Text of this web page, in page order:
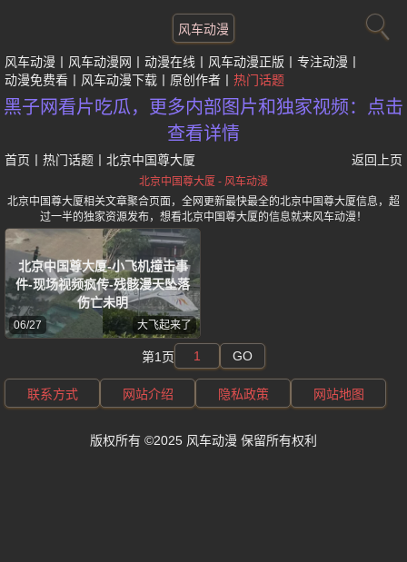
风车动漫
风车动漫 风车动漫网 动漫在线 风车动漫正版
专注动漫
动漫免费看
风车动漫下载 原创作者 热门话题
黑子网看片吃瓜，更多内部图片和独家视频：点击
查看详情
首页 热门话题 北京中国尊大厦 返回上页
北京中国尊大厦 - 风车动漫
北京中国尊大厦相关文章聚合页面，全网更新最快最全的北京中国尊大厦信息，超
过一半的独家资源发布，想看北京中国尊大厦的信息就来风车动漫！
北京中国尊大厦-小飞机撞击事
件-现场视频疯传-残骸漫天坠落
伤亡未明
06/27 大飞起来了
第1页 GO
联系方式 网站介绍 隐私政策 网站地图
版权所有 ©2025 风车动漫 保留所有权利